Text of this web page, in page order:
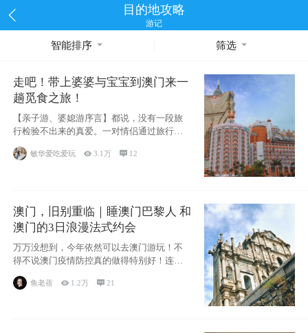
目的地攻略
游记
智能排序 筛选
走吧！带上婆婆与宝宝到澳门来一
趟觅食之旅！
【亲子游、婆媳游序言】都说，没有一段旅
行检验不出来的真爱。一对情侣通过旅行的
相处能够
敏华爱吃爱玩  3.1万  12
澳门，旧别重临｜睡澳门巴黎人 和
澳门的3日浪漫法式约会
万万没想到，今年依然可以去澳门游玩！不
得不说澳门疫情防控真的做得特别好！连续
鱼老蓓  1.2万 21